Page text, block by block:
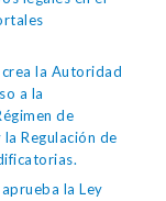
la Autoridad
a la
de
Regulación de
la Ley